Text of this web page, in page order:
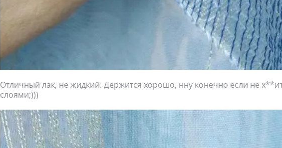
Отличный лак, не жидкий. Держится хорошо, нну конечно если не
слоями;)))